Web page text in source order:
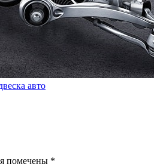
авто
помечены *